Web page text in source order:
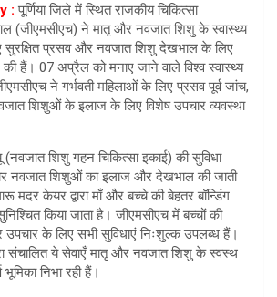
: पूर्णिया जिले में स्थित राजकीय चिकित्सा
(जीएमसीएच) ने मातृ और नवजात शिशु के स्वास्थ्य
सुरक्षित प्रसव और नवजात शिशु देखभाल के लिए
की हैं। 07 अप्रैल को मनाए जाने वाले विश्व स्वास्थ्य
ने गर्भवती महिलाओं के लिए प्रसव पूर्व जांच,
शिशुओं के इलाज के लिए विशेष उपचार व्यवस्था
शिशु गहन चिकित्सा इकाई) की सुविधा
नवजात शिशुओं का इलाज और देखभाल की जाती
मदर केयर द्वारा माँ और बच्चे की बेहतर बॉन्डिंग
किया जाता है। जीएमसीएच में बच्चों की
उपचार के लिए सभी सुविधाएं निःशुल्क उपलब्ध हैं।
संचालित ये सेवाएँ मातृ और नवजात शिशु के स्वस्थ
निभा रही हैं।